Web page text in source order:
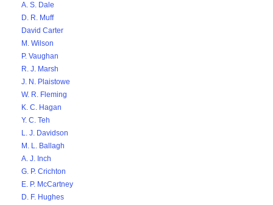
A. S. Dale
D. R. Muff
David Carter
M. Wilson
P. Vaughan
R. J. Marsh
J. N. Plaistowe
W. R. Fleming
K. C. Hagan
Y. C. Teh
L. J. Davidson
M. L. Ballagh
A. J. Inch
G. P. Crichton
E. P. McCartney
D. F. Hughes